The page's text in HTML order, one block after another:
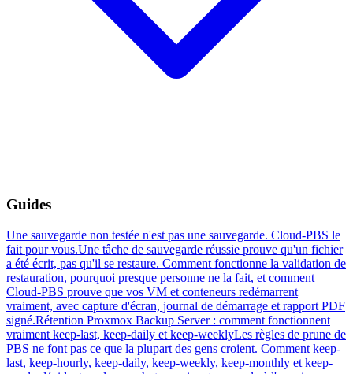
Guides
Une sauvegarde non testée n'est pas une sauvegarde. Cloud-PBS le
fait pour vous.Une tâche de sauvegarde réussie prouve qu'un fichier
a été écrit, pas qu'il se restaure. Comment fonctionne la validation de
restauration, pourquoi presque personne ne la fait, et comment
Cloud-PBS prouve que vos VM et conteneurs redémarrent
vraiment, avec capture d'écran, journal de démarrage et rapport PDF
signé.Rétention Proxmox Backup Server : comment fonctionnent
vraiment keep-last, keep-daily et keep-weeklyLes règles de prune de
PBS ne font pas ce que la plupart des gens croient. Comment keep-
last, keep-hourly, keep-daily, keep-weekly, keep-monthly et keep-